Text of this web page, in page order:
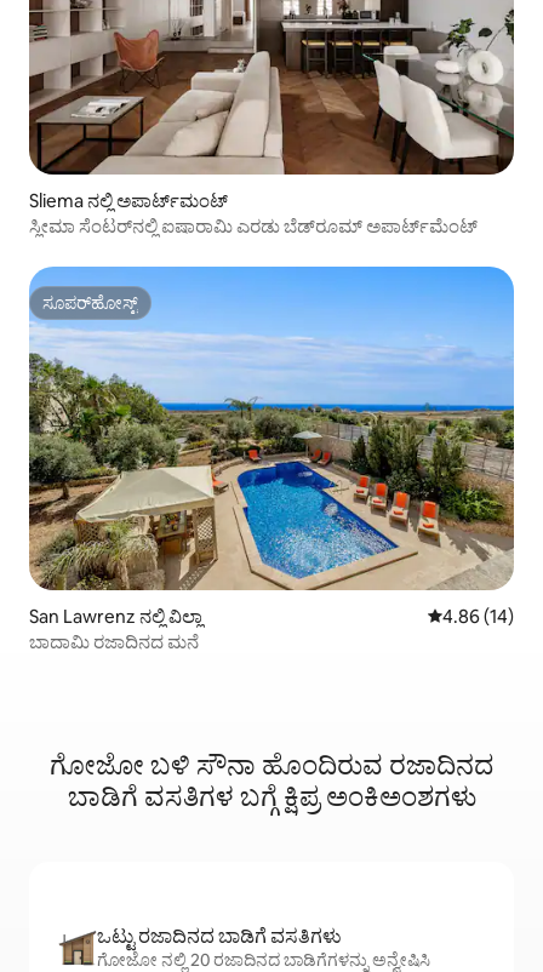
Sliema ನಲ್ಲಿ ಅಪಾರ್ಟ್‌ಮಂಟ್
ಸ್ಲೀಮಾ ಸೆಂಟರ್‌ನಲ್ಲಿ ಐಷಾರಾಮಿ ಎರಡು ಬೆಡ್‌ರೂಮ್ ಅಪಾರ್ಟ್‌ಮೆಂಟ್
ಸೂಪರ್‌ಹೋಸ್ಟ್
ಸೂಪರ್‌ಹೋಸ್ಟ್
San Lawrenz ನಲ್ಲಿ ವಿಲ್ಲಾ 5 ರಲ್ಲಿ 4.86
4.86 (14)
ಬಾದಾಮಿ ರಜಾದಿನದ ಮನೆ
ಗೋಜೋ ಬಳಿ ಸೌನಾ ಹೊಂದಿರುವ ರಜಾದಿನದ
ಬಾಡಿಗೆ ವಸತಿಗಳ ಬಗ್ಗೆ ಕ್ಷಿಪ್ರ ಅಂಕಿಅಂಶಗಳು
ಒಟ್ಟು ರಜಾದಿನದ ಬಾಡಿಗೆ ವಸತಿಗಳು
ಗೋಜೋ ನಲ್ಲಿ 20 ರಜಾದಿನದ ಬಾಡಿಗೆಗಳನ್ನು ಅನ್ವೇಷಿಸಿ